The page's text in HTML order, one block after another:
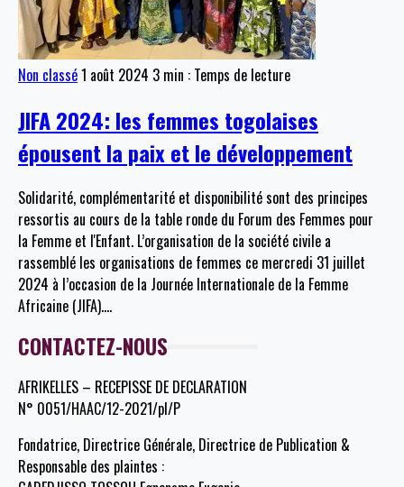
Non classé1 août 2024 3 min : Temps de lecture
JIFA 2024: les femmes togolaises
épousent la paix et le développement
Solidarité, complémentarité et disponibilité sont des principes
ressortis au cours de la table ronde du Forum des Femmes pour
la Femme et l'Enfant. L’organisation de la société civile a
rassemblé les organisations de femmes ce mercredi 31 juillet
2024 à l’occasion de la Journée Internationale de la Femme
Africaine (JIFA).…
CONTACTEZ-NOUS
AFRIKELLES – RECEPISSE DE DECLARATION
N° 0051/HAAC/12-2021/pl/P
Fondatrice, Directrice Générale, Directrice de Publication &
Responsable des plaintes :